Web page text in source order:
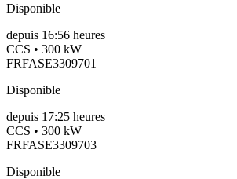
Disponible
depuis 16:56 heures
CCS • 300 kW
FRFASE3309701
Disponible
depuis 17:25 heures
CCS • 300 kW
FRFASE3309703
Disponible